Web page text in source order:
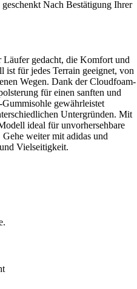
Nach Bestätigung Ihrer
gedacht, die Komfort und
ist für jedes Terrain geeignet, von
Wegen. Dank der Cloudfoam-
für einen sanften und
gewährleistet
Untergründen. Mit
ideal für unvorhersehbare
weiter mit adidas und
Vielseitigkeit.